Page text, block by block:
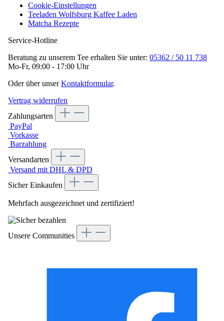
Cookie-Einstellungen
Teeladen Wolfsburg Kaffee Laden
Matcha Rezepte
Service-Hotline
Beratung zu unserem Tee erhalten Sie unter: 05362 / 50 11 738
Mo-Fr, 09:00 - 17:00 Uhr
Oder über unserKontaktformular.
Vertrag widerrufen
Zahlungsarten
PayPal
Vorkasse
Barzahlung
Versandarten
Versand mit DHL & DPD
Sicher Einkaufen
Mehrfach ausgezeichnet und zertifiziert!
Unsere Communities